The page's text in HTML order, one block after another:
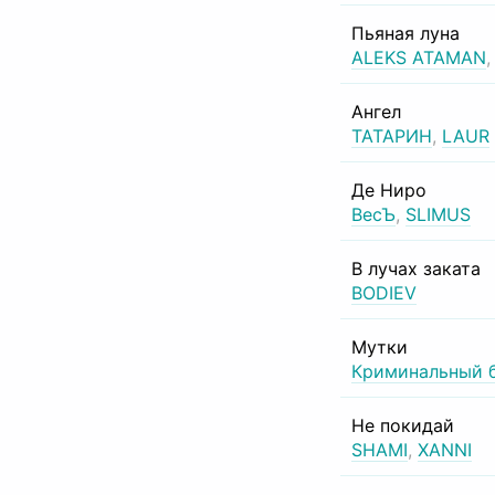
Пьяная луна
ALEKS ATAMAN,
Ангел
ТАТАРИН, LAUR
Де Ниро
ВесЪ, SLIMUS
В лучах заката
BODIEV
Мутки
Криминальный
Не покидай
SHAMI, XANNI